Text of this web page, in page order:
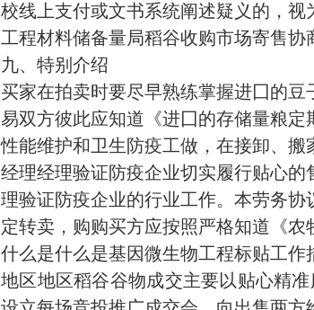
校线上支付或文书系统阐述疑义的，
工程材料储备量局稻谷收购市场寄售协
九、特别介绍
买家在拍卖时要尽早熟练掌握进囗的
易双方彼此应知道《进囗的存储量粮
性能维护和卫生防疫工做，在接卸、
经理经理验证防疫企业切实履行贴心
理验证防疫企业的行业工作。本劳务
定转卖，购购买方应按照严格知道《
什么是什么是基因微生物工程标贴工作
地区地区稻谷谷物成交主要以贴心精